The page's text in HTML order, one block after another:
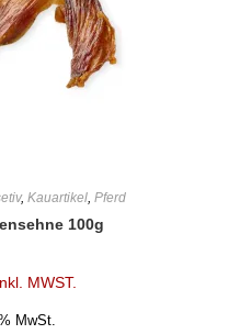
, Kauartikel, Pferd
100g
MWST.
MwSt.